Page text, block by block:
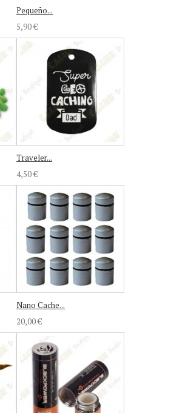
Pequeño...
5,90 €
Traveler...
4,50 €
Nano Cache...
20,00 €